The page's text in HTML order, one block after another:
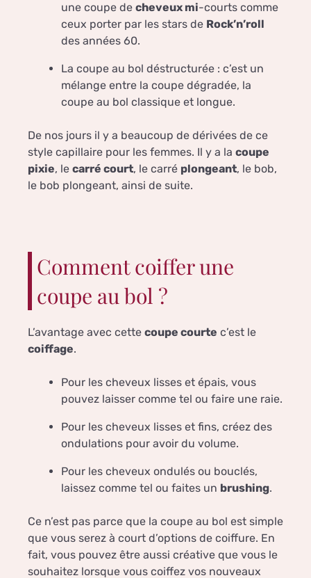
une coupe de cheveux mi-courts comme
ceux porter par les stars de Rock’n’roll
des années 60.
La coupe au bol déstructurée : c’est un
mélange entre la coupe dégradée, la
coupe au bol classique et longue.
De nos jours il y a beaucoup de dérivées de ce
style capillaire pour les femmes. Il y a la coupe
pixie, le carré court, le carré plongeant, le bob,
le bob plongeant, ainsi de suite.
Comment coiffer une
coupe au bol ?
L’avantage avec cette coupe courte c’est le
coiffage.
Pour les cheveux lisses et épais, vous
pouvez laisser comme tel ou faire une raie.
Pour les cheveux lisses et fins, créez des
ondulations pour avoir du volume.
Pour les cheveux ondulés ou bouclés,
laissez comme tel ou faites un brushing.
Ce n’est pas parce que la coupe au bol est simple
que vous serez à court d’options de coiffure. En
fait, vous pouvez être aussi créative que vous le
souhaitez lorsque vous coiffez vos nouveaux